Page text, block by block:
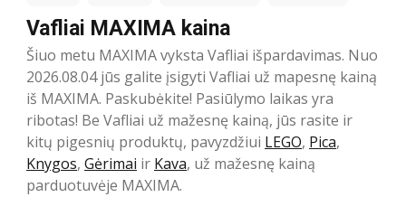
Vafliai MAXIMA kaina
Šiuo metu MAXIMA vyksta Vafliai išpardavimas. Nuo
2026.08.04 jūs galite įsigyti Vafliai už mapesnę kainą
iš MAXIMA. Paskubėkite! Pasiūlymo laikas yra
ribotas! Be Vafliai už mažesnę kainą, jūs rasite ir
kitų pigesnių produktų, pavyzdžiui LEGO, Pica,
Knygos, Gėrimai ir Kava, už mažesnę kainą
parduotuvėje MAXIMA.